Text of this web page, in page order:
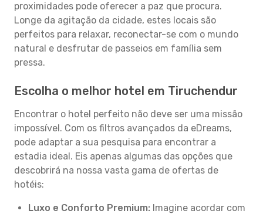
proximidades pode oferecer a paz que procura.
Longe da agitação da cidade, estes locais são
perfeitos para relaxar, reconectar-se com o mundo
natural e desfrutar de passeios em família sem
pressa.
Escolha o melhor hotel em Tiruchendur
Encontrar o hotel perfeito não deve ser uma missão
impossível. Com os filtros avançados da eDreams,
pode adaptar a sua pesquisa para encontrar a
estadia ideal. Eis apenas algumas das opções que
descobrirá na nossa vasta gama de ofertas de
hotéis:
Luxo e Conforto Premium: Imagine acordar com